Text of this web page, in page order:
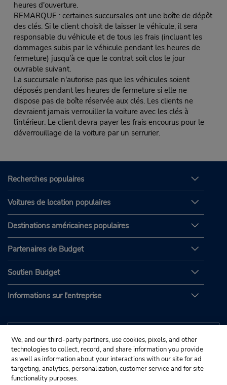
heures d'ouverture.
REMARQUE : certaines succursales ont une boîte de dépôt
des clés. Si le client choisit de laisser le véhicule, il sera
responsable du véhicule et de tous les frais (incluant les
dommages subis par le véhicule pendant les heures de
fermeture) jusqu’à ce que le contrat soit clos le jour
ouvrable suivant.
La succursale n'autorise pas que les véhicules soient
déposés pendant les heures de fermeture si elle ne
dispose pas de boîte réservée aux clés. Les clients ne
devraient jamais verrouiller la voiture avec les clés à
l'intérieur. Le client devra payer les frais encourus pour le
déverrouillage de la voiture par un serrurier.
Recherches populaires
Voitures de location populaires
Destinations américaines populaires
Partenaires de Budget
Soutien Budget
Informations sur l'entreprise
We, and our third-party partners, use cookies, pixels, and other
technologies to collect, record, and share information you provide
as well as information about your interactions with our site for ad
targeting, analytics, personalization, customer service and for site
functionality purposes.